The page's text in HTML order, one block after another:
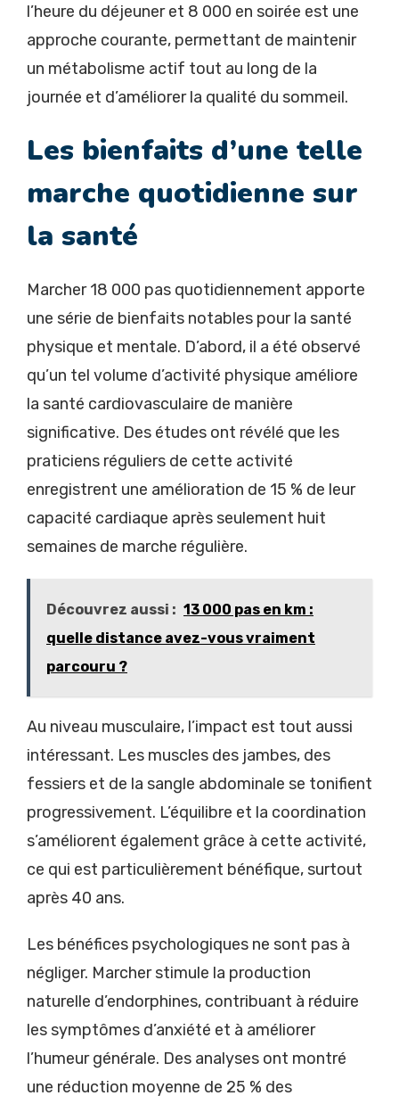
l’heure du déjeuner et 8 000 en soirée est une
approche courante, permettant de maintenir
un métabolisme actif tout au long de la
journée et d’améliorer la qualité du sommeil.
Les bienfaits d’une telle
marche quotidienne sur
la santé
Marcher 18 000 pas quotidiennement apporte
une série de bienfaits notables pour la santé
physique et mentale. D’abord, il a été observé
qu’un tel volume d’activité physique améliore
la santé cardiovasculaire de manière
significative. Des études ont révélé que les
praticiens réguliers de cette activité
enregistrent une amélioration de 15 % de leur
capacité cardiaque après seulement huit
semaines de marche régulière.
Découvrez aussi : 13 000 pas en km :
quelle distance avez-vous vraiment
parcouru ?
Au niveau musculaire, l’impact est tout aussi
intéressant. Les muscles des jambes, des
fessiers et de la sangle abdominale se tonifient
progressivement. L’équilibre et la coordination
s’améliorent également grâce à cette activité,
ce qui est particulièrement bénéfique, surtout
après 40 ans.
Les bénéfices psychologiques ne sont pas à
négliger. Marcher stimule la production
naturelle d’endorphines, contribuant à réduire
les symptômes d’anxiété et à améliorer
l’humeur générale. Des analyses ont montré
une réduction moyenne de 25 % des